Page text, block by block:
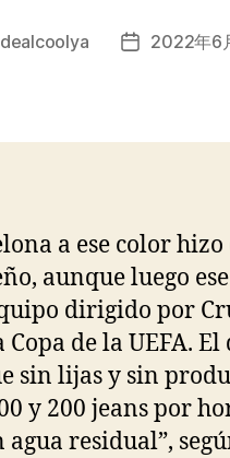
dealcoolya
Fecha2022年6
a ese color
aunque luego
dirigido por
de la UEFA. El
sin lijas y sin
y 200 jeans por
residual”,